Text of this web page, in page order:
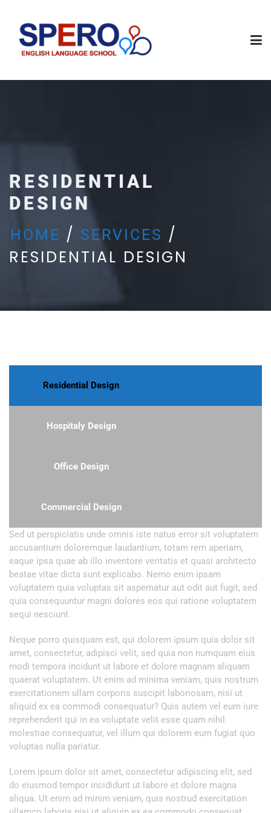
RESIDENTIAL
DESIGN
HOME SERVICES
RESIDENTIAL DESIGN
Residential Design
Hospitaly Design
Office Design
Commercial Design
Sed ut perspiciatis unde omnis iste natus error sit voluptatem
accusantium doloremque laudantium, totam rem aperiam,
eaque ipsa quae ab illo inventore veritatis et quasi architecto
beatae vitae dicta sunt explicabo. Nemo enim ipsam
voluptatem quia voluptas sit aspernatur aut odit aut fugit, sed
quia consequuntur magni dolores eos qui ratione voluptatem
sequi nesciunt.
Neque porro quisquam est, qui dolorem ipsum quia dolor sit
amet, consectetur, adipisci velit, sed quia non numquam eius
modi tempora incidunt ut labore et dolore magnam aliquam
quaerat voluptatem. Ut enim ad minima veniam, quis nostrum
exercitationem ullam corporis suscipit laboriosam, nisi ut
aliquid ex ea commodi consequatur? Quis autem vel eum iure
reprehenderit qui in ea voluptate velit esse quam nihil
molestiae consequatur, vel illum qui dolorem eum fugiat quo
voluptas nulla pariatur.
Lorem ipsum dolor sit amet, consectetur adipiscing elit, sed
do eiusmod tempor incididunt ut labore et dolore magna
aliqua. Ut enim ad minim veniam, quis nostrud exercitation